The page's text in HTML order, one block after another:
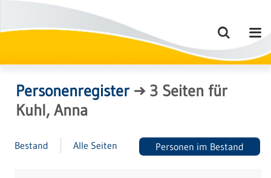
Personenregister→ 3 Seiten für
Kuhl, Anna
Bestand Alle Seiten Personen im Bestand